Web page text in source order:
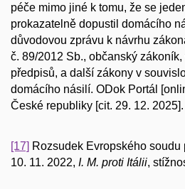
péče mimo jiné k tomu, že se
prokazatelně dopustil domácího
důvodovou zprávu k návrhu
č. 89/2012 Sb., občanský
předpisů, a další zákony v
domácího násilí. ODok Portál
České republiky [cit. 29. 12.
[17] Rozsudek Evropského
10. 11. 2022, I. M. proti Itálii,